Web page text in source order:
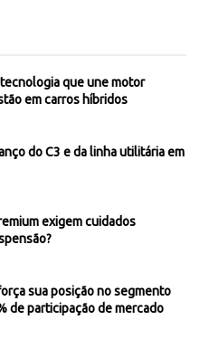
que une motor
em carros híbridos
do C3 e da linha utilitária em
exigem cuidados
sua posição no segmento
de participação de mercado